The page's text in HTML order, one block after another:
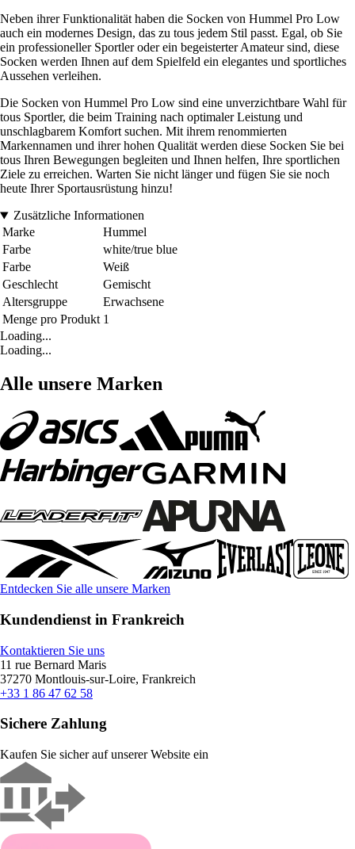
Neben ihrer Funktionalität haben die Socken von Hummel Pro Low
auch ein modernes Design, das zu tous jedem Stil passt. Egal, ob Sie
ein professioneller Sportler oder ein begeisterter Amateur sind, diese
Socken werden Ihnen auf dem Spielfeld ein elegantes und sportliches
Aussehen verleihen.
Die Socken von Hummel Pro Low sind eine unverzichtbare Wahl für
tous Sportler, die beim Training nach optimaler Leistung und
unschlagbarem Komfort suchen. Mit ihrem renommierten
Markennamen und ihrer hohen Qualität werden diese Socken Sie bei
tous Ihren Bewegungen begleiten und Ihnen helfen, Ihre sportlichen
Ziele zu erreichen. Warten Sie nicht länger und fügen Sie sie noch
heute Ihrer Sportausrüstung hinzu!
Zusätzliche Informationen
Marke
Hummel
Farbe
white/true blue
Farbe
Weiß
Geschlecht
Gemischt
Altersgruppe
Erwachsene
Menge pro Produkt 1
Loading...
Loading...
Alle unsere Marken
Entdecken Sie alle unsere Marken
Kundendienst in Frankreich
Kontaktieren Sie uns
11 rue Bernard Maris
37270 Montlouis-sur-Loire, Frankreich
+33 1 86 47 62 58
Sichere Zahlung
Kaufen Sie sicher auf unserer Website ein